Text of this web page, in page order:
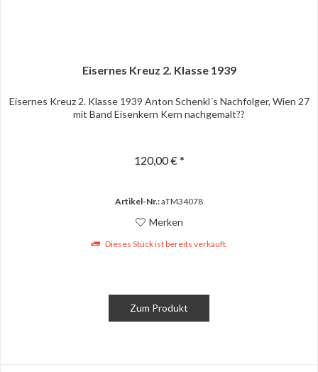
Eisernes Kreuz 2. Klasse 1939
Eisernes Kreuz 2. Klasse 1939 Anton Schenkl´s Nachfolger, Wien 27
mit Band Eisenkern Kern nachgemalt??
120,00 € *
Artikel-Nr.:aTM34078
Merken
Dieses Stück ist bereits verkauft.
Zum Produkt